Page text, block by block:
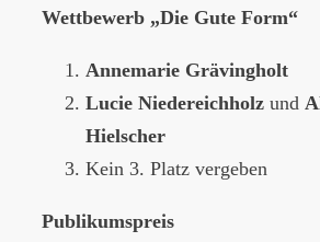
Wettbewerb „Die Gute Form“
Annemarie Grävingholt
Lucie Niedereichholz und
Hielscher
Kein 3. Platz vergeben
Publikumspreis